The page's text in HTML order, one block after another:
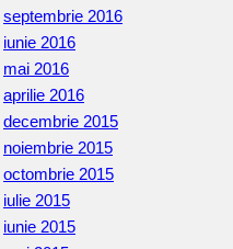
septembrie 2016
iunie 2016
mai 2016
aprilie 2016
decembrie 2015
noiembrie 2015
octombrie 2015
iulie 2015
iunie 2015